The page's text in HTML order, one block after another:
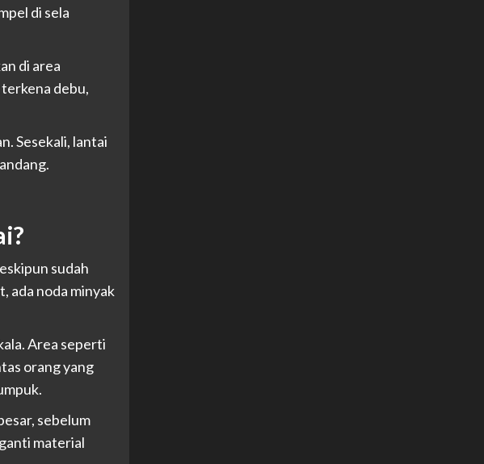
di sela
di area
debu,
Sesekali, lantai
sudah
ada noda minyak
Area seperti
orang yang
sebelum
material